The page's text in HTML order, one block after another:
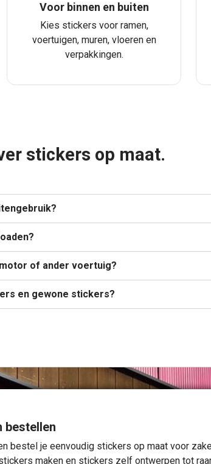
Voor binnen en buiten
Kies stickers voor ramen,
voertuigen, muren, vloeren en
verpakkingen.
stickers op maat.
of ander voertuig?
en gewone stickers?
bestellen
bestel je eenvoudig stickers op maat voor
maken en stickers zelf ontwerpen tot